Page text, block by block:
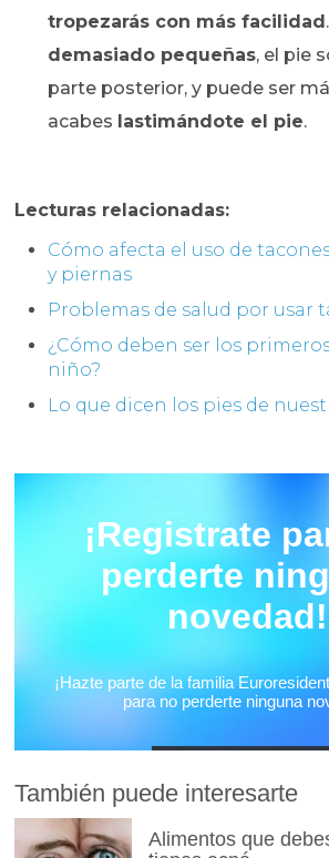
tropezarás con más facilidad
demasiado pequeñas, el pie
parte posterior, y puede ser
acabes lastimándote el pie.
Lecturas relacionadas:
Cómo afecta el uso de
y piernas
Problemas de salud por usar
¿Cómo deben ser los
niño?
Lo que dicen los pies de
También puede interesarte
Alimentos que